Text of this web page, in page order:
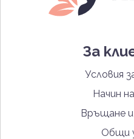
За
Условия
Начин
Връщане и
Общи